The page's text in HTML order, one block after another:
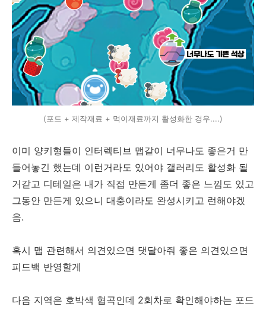
(포드 + 제작재료 + 먹이재료까지 활성화한 경우....)
이미 양키형들이 인터렉티브 맵같이 너무나도 좋은거 만
들어놓긴 했는데 이런거라도 있어야 갤러리도 활성화 될
거같고 디테일은 내가 직접 만든게 좀더 좋은 느낌도 있고
그동안 만든게 있으니 대충이라도 완성시키고 런해야겠
음.
혹시 맵 관련해서 의견있으면 댓달아줘 좋은 의견있으면
피드백 반영할게
다음 지역은 호박색 협곡인데 2회차로 확인해야하는 포드